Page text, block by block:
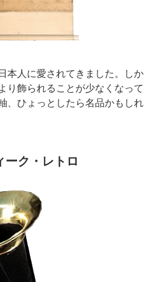
本人に愛されてきました。しか
り飾られることが少なくなって
、ひょっとしたら名品かもしれ
ーク・レトロ